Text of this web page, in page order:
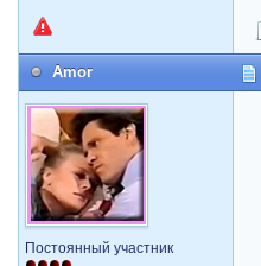
Amor
Постоянный участник